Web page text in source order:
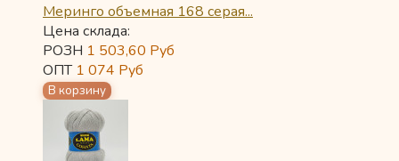
Меринго объемная 168 серая...
Цена склада:
РОЗН 1 503,60 Руб
ОПТ 1 074 Руб